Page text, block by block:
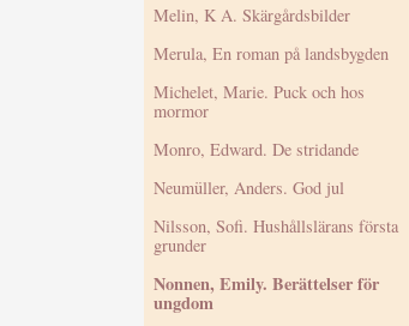
Melin, K A. Skärgårdsbilder
Merula, En roman på landsbygden
Michelet, Marie. Puck och hos
mormor
Monro, Edward. De stridande
Neumüller, Anders. God jul
Nilsson, Sofi. Hushållslärans första
grunder
Nonnen, Emily. Berättelser för
ungdom